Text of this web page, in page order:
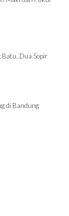
Dua Sopir
di Bandung